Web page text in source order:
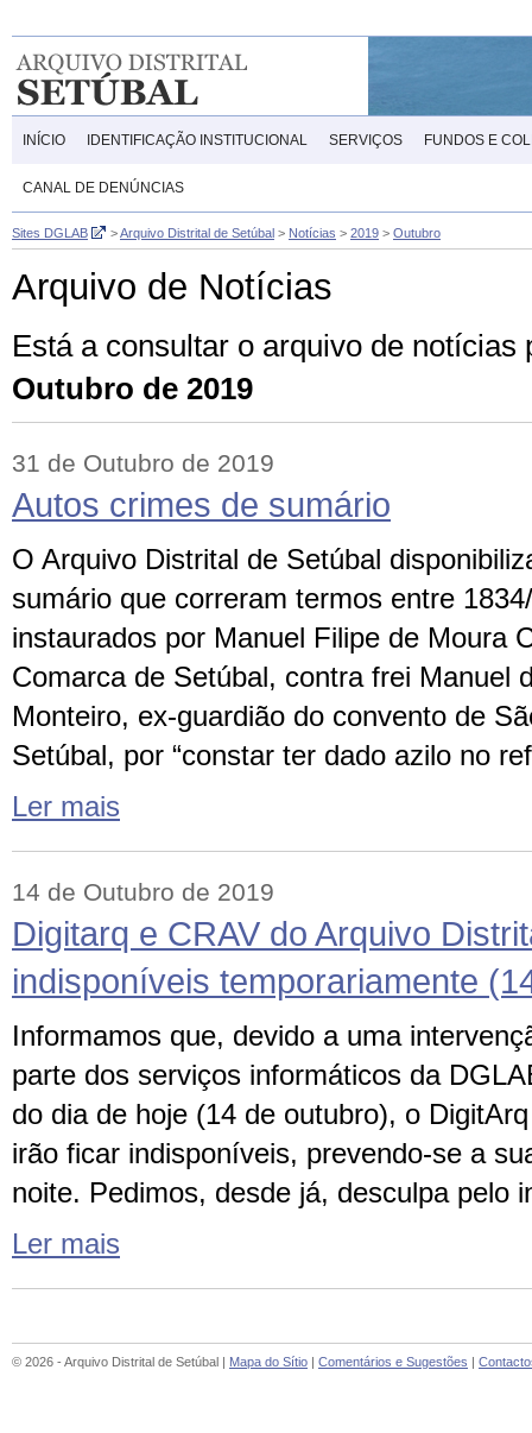
INÍCIO IDENTIFICAÇÃO INSTITUCIONAL SERVIÇOS FUNDOS E
CANAL DE DENÚNCIAS
Sites DGLAB >Arquivo Distrital de Setúbal > Notícias > 2019 > Outubro
Arquivo de Notícias
Está a consultar o arquivo de notícias
Outubro de 2019
31 de Outubro de 2019
Autos crimes de sumário
O Arquivo Distrital de Setúbal
sumário que correram termos entre
instaurados por Manuel Filipe de Moura
Comarca de Setúbal, contra frei Manuel
Monteiro, ex-guardião do convento de
Setúbal, por “constar ter dado azilo no
Ler mais
14 de Outubro de 2019
Digitarq e CRAV do Arquivo
indisponíveis temporariamente
Informamos que, devido a uma
parte dos serviços informáticos da
do dia de hoje (14 de outubro), o
irão ficar indisponíveis, prevendo-se a
noite. Pedimos, desde já, desculpa pelo
Ler mais
© 2026 - Arquivo Distrital de Setúbal | Mapa do Sítio | Comentários e Sugestões |